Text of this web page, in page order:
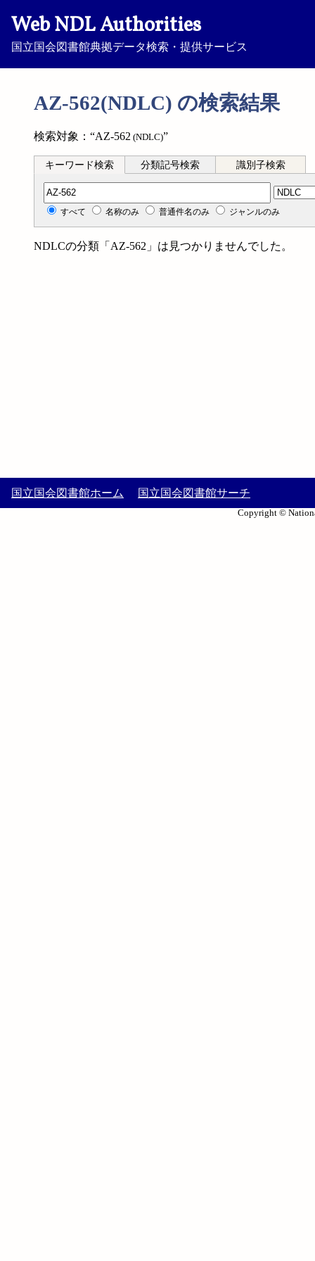
Web NDL Authorities
国立国会図書館典拠データ検索・提供サービス
AZ-562(NDLC) の検索結果
検索対象：“AZ-562 (NDLC)”
キーワード検索 分類記号検索 識別子検索
分類記号検索
すべて 名称のみ 普通件名のみ ジャンルのみ
NDLCの分類「AZ-562」は見つかりませんでした。
国立国会図書館ホーム 国立国会図書館サーチ
Copyright ©